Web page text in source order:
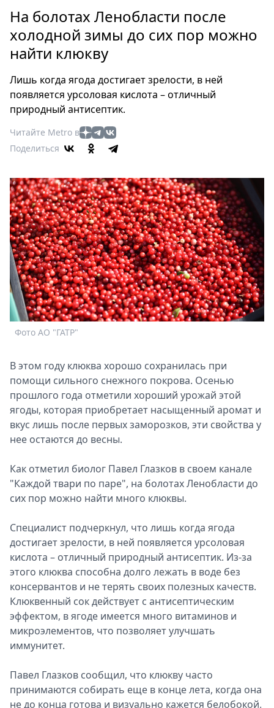
Россия
Мир
Здоровье
Туризм
Мода
Кино
Афиша
Выставки
Пресс-
релизы
О
Metro
Стримы
Спецпроекты
Звезды
Выборы
2026
Metro
На болотах Ленобласти после
холодной зимы до сих пор можно
найти клюкву
Лишь когда ягода достигает зрелости, в ней
появляется урсоловая кислота – отличный
природный антисептик.
Читайте Metro в
Поделиться
Фото АО "ГАТР"
В этом году клюква хорошо сохранилась при
помощи сильного снежного покрова. Осенью
прошлого года отметили хороший урожай этой
ягоды, которая приобретает насыщенный аромат и
вкус лишь после первых заморозков, эти свойства у
нее остаются до весны.
Как отметил биолог Павел Глазков в своем канале
"Каждой твари по паре", на болотах Ленобласти до
сих пор можно найти много клюквы.
Специалист подчеркнул, что лишь когда ягода
достигает зрелости, в ней появляется урсоловая
кислота – отличный природный антисептик. Из-за
этого клюква способна долго лежать в воде без
консервантов и не терять своих полезных качеств.
Клюквенный сок действует с антисептическим
эффектом, в ягоде имеется много витаминов и
микроэлементов, что позволяет улучшать
иммунитет.
Павел Глазков сообщил, что клюкву часто
принимаются собирать еще в конце лета, когда она
не до конца готова и визуально кажется белобокой.